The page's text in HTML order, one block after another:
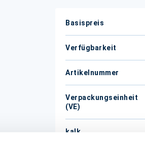
Weitere
Basispreis
Verfügbarkeit
Artikelnummer
Verpackungseinheit
(VE)
kalk.